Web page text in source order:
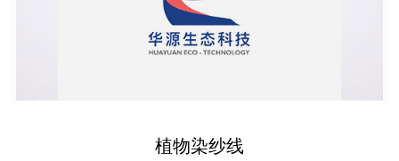
植物染纱线